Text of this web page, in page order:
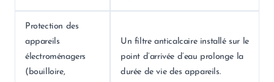
Protection des
appareils
électroménagers
(bouilloire,
Un filtre anticalcaire installé sur le
point d’arrivée d’eau prolonge la
durée de vie des appareils.